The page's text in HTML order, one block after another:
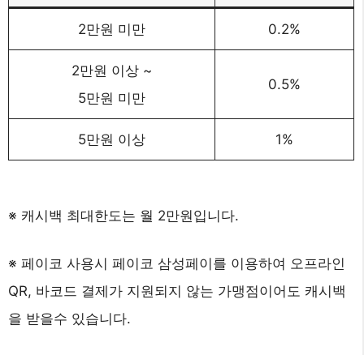
2만원 미만 0.2%
2만원 이상 ~
5만원 미만
0.5%
5만원 이상 1%
※ 캐시백 최대한도는 월 2만원입니다.
※ 페이코 사용시 페이코 삼성페이를 이용하여 오프라인
QR, 바코드 결제가 지원되지 않는 가맹점이어도 캐시백
을 받을수 있습니다.